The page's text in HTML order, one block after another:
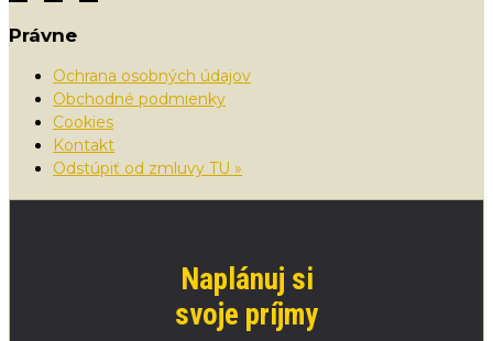
Právne
Ochrana osobných údajov
Obchodné podmienky
Cookies
Kontakt
Odstúpiť od zmluvy TU »
Naplánuj si
svoje príjmy